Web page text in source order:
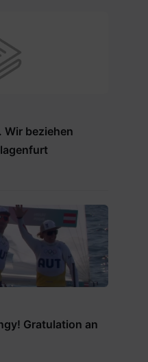
Wir beziehen
Gratulation an